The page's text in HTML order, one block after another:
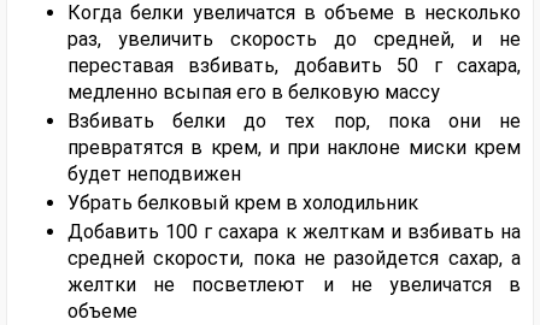
Когда белки увеличатся в объеме в несколько
раз, увеличить скорость до средней, и не
переставая взбивать, добавить 50 г сахара,
медленно всыпая его в белковую массу
Взбивать белки до тех пор, пока они не
превратятся в крем, и при наклоне миски крем
будет неподвижен
Убрать белковый крем в холодильник
Добавить 100 г сахара к желткам и взбивать на
средней скорости, пока не разойдется сахар, а
желтки не посветлеют и не увеличатся в
объеме